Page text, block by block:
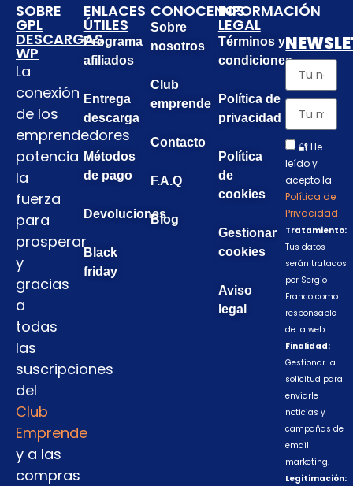
SOBRE
GPL
DESCARGAS
WP
La
conexión
de los
emprendedores
potencia
la
fuerza
para
prosperar
y
gracias
a
todas
las
suscripciones
del
Club
Emprende
y a las
compras
ENLACES
ÚTILES
Programa
afiliados
Entrega
descarga
Métodos
de pago
Devoluciones
Black
friday
CONOCENOS
Sobre
nosotros
Club
emprende
Contacto
F.A.Q
Blog
INFORMACIÓN
LEGAL
Términos y
condiciones
Política de
privacidad
Política
de
cookies
Gestionar
cookies
Aviso
legal
🔐 He
leído y
acepto la
Política de
Privacidad
Tratamiento:
Tus datos
serán tratados
por Sergio
Franco como
responsable
de la web.
Finalidad:
Gestionar la
solicitud para
enviarle
noticias y
campañas de
email
marketing.
Legitimación: